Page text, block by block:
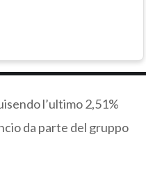
l’ultimo 2,51%
da parte del gruppo